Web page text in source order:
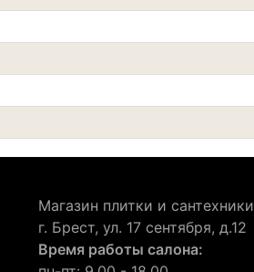
Магазин плитки и сантехники
г. Брест, ул. 17 сентября, д.12
Время работы салона: